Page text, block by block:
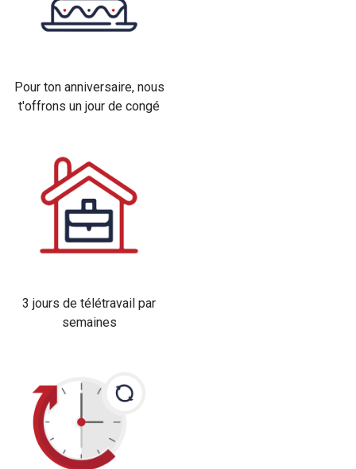
Pour ton anniversaire, nous
t'offrons un jour de congé
3 jours de télétravail par
semaines